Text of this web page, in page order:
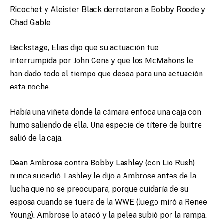
Ricochet y Aleister Black derrotaron a Bobby Roode y
Chad Gable
Backstage, Elias dijo que su actuación fue
interrumpida por John Cena y que los McMahons le
han dado todo el tiempo que desea para una actuación
esta noche.
Había una viñeta donde la cámara enfoca una caja con
humo saliendo de ella. Una especie de títere de buitre
salió de la caja.
Dean Ambrose contra Bobby Lashley (con Lio Rush)
nunca sucedió. Lashley le dijo a Ambrose antes de la
lucha que no se preocupara, porque cuidaría de su
esposa cuando se fuera de la WWE (luego miró a Renee
Young). Ambrose lo atacó y la pelea subió por la rampa.